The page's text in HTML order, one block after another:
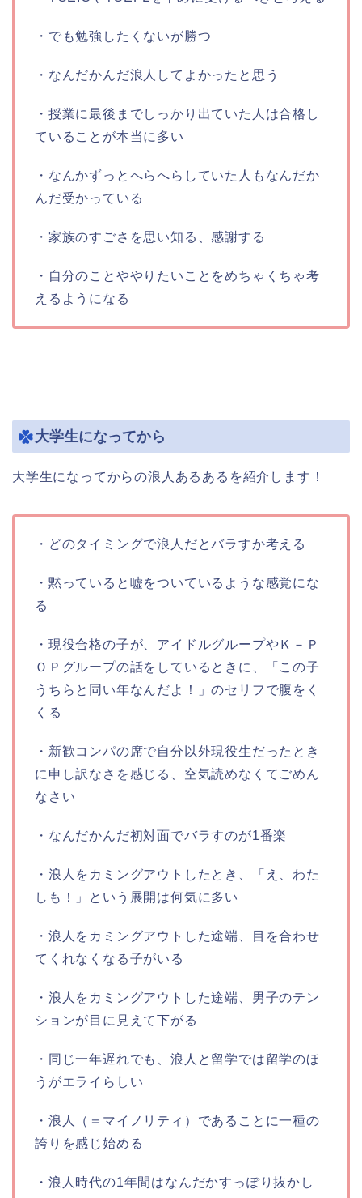
・でも勉強したくないが勝つ
・なんだかんだ浪人してよかったと思う
・授業に最後までしっかり出ていた人は合格し
ていることが本当に多い
・なんかずっとへらへらしていた人もなんだか
んだ受かっている
・家族のすごさを思い知る、感謝する
・自分のことややりたいことをめちゃくちゃ考
えるようになる
大学生になってから
大学生になってからの浪人あるあるを紹介します！
・どのタイミングで浪人だとバラすか考える
・黙っていると嘘をついているような感覚にな
る
・現役合格の子が、アイドルグループやＫ－Ｐ
ＯＰグループの話をしているときに、「この子
うちらと同い年なんだよ！」のセリフで腹をく
くる
・新歓コンパの席で自分以外現役生だったとき
に申し訳なさを感じる、空気読めなくてごめん
なさい
・なんだかんだ初対面でバラすのが1番楽
・浪人をカミングアウトしたとき、「え、わた
しも！」という展開は何気に多い
・浪人をカミングアウトした途端、目を合わせ
てくれなくなる子がいる
・浪人をカミングアウトした途端、男子のテン
ションが目に見えて下がる
・同じ一年遅れでも、浪人と留学では留学のほ
うがエライらしい
・浪人（＝マイノリティ）であることに一種の
誇りを感じ始める
・浪人時代の1年間はなんだかすっぽり抜かし